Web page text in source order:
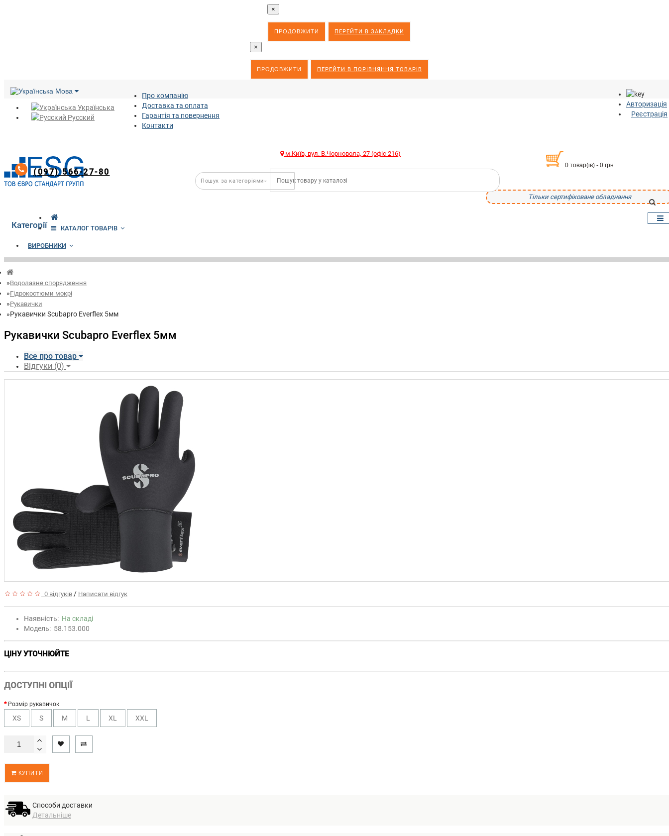
×
ПРОДОВЖИТИ ПЕРЕЙТИ В ЗАКЛАДКИ
×
ПРОДОВЖИТИ ПЕРЕЙТИ В ПОРІВНЯННЯ ТОВАРІВ
Мова
Українська
Русский
Про компанію
Доставка та оплата
Гарантія та повернення
Контакти
Авторизація
Реєстрація
(097) 566-27-80
м.Київ, вул. В.Чорновола, 27 (офіс 216)
0 товар(ів) - 0 грн
Тільки сертифіковане обладнання
Категорії КАТАЛОГ ТОВАРІВ
ВИРОБНИКИ
Водолазне спорядження
Гідрокостюми мокрі
Рукавички
Рукавички Scubapro Everflex 5мм
Рукавички Scubapro Everflex 5мм
Все про товар
Відгуки (0)
0 відгуків / Написати відгук
Наявність: На складі
Модель: 58.153.000
ЦІНУ УТОЧНЮЙТЕ
ДОСТУПНІ ОПЦІЇ
Розмір рукавичок
XS S M L XL XXL
КУПИТИ
Способи доставки
Детальніше